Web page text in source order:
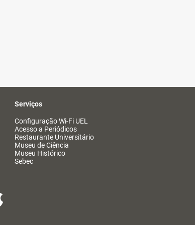
Serviços
Configuração Wi-Fi UEL
Acesso a Periódicos
Restaurante Universitário
Museu de Ciência
Museu Histórico
Sebec